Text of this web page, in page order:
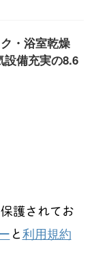
・浴室乾燥
設備充実の8.6
護されてお
と 利用規約